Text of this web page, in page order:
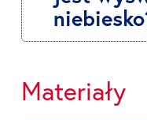
Materiały